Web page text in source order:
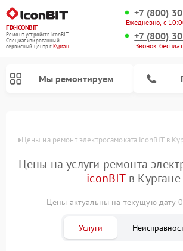
FIX-ICONBIT
Ремонт устройств iconBIT
Специализированный
cервисный центр г.Курган
+7 (800)
Ежедневно, с
+7 (800)
Звонок
Мы ремонтируем
Цены на ремонт электросамоката iconBIT в
Цены на услуги ремонта
iconBITв Кургане
Цены актуальны на текущую дату
Услуги